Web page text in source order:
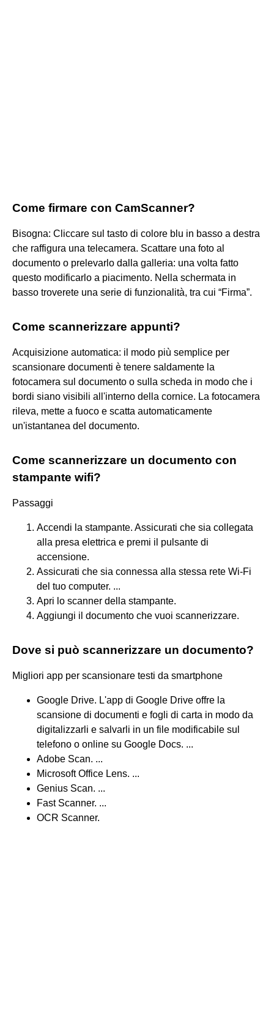
Come firmare con CamScanner?
Bisogna: Cliccare sul tasto di colore blu in basso a destra
che raffigura una telecamera. Scattare una foto al
documento o prelevarlo dalla galleria: una volta fatto
questo modificarlo a piacimento. Nella schermata in
basso troverete una serie di funzionalità, tra cui “Firma”.
Come scannerizzare appunti?
Acquisizione automatica: il modo più semplice per
scansionare documenti è tenere saldamente la
fotocamera sul documento o sulla scheda in modo che i
bordi siano visibili all'interno della cornice. La fotocamera
rileva, mette a fuoco e scatta automaticamente
un'istantanea del documento.
Come scannerizzare un documento con
stampante wifi?
Passaggi
Accendi la stampante. Assicurati che sia collegata
alla presa elettrica e premi il pulsante di
accensione.
Assicurati che sia connessa alla stessa rete Wi-Fi
del tuo computer. ...
Apri lo scanner della stampante.
Aggiungi il documento che vuoi scannerizzare.
Dove si può scannerizzare un documento?
Migliori app per scansionare testi da smartphone
Google Drive. L'app di Google Drive offre la
scansione di documenti e fogli di carta in modo da
digitalizzarli e salvarli in un file modificabile sul
telefono o online su Google Docs. ...
Adobe Scan. ...
Microsoft Office Lens. ...
Genius Scan. ...
Fast Scanner. ...
OCR Scanner.